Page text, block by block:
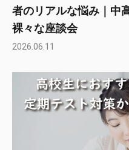
者のリアルな悩み｜中
裸々な座談会
2026.06.11